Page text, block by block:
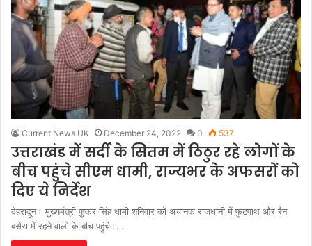
Current News UK December 24, 2022 0 537
उत्तराखंड में सर्दी के सितम में ठिठुर रहे लोगों के
बीच पहुंचे सीएम धामी, राज्यभर के अफसरों को
दिए ये निर्देश
देहरादून। मुख्यमंत्री पुष्कर सिंह धामी शनिवार को अचानक राजधानी में फुटपाथ और रैन
बसेरा में रहने वालों के बीच पहुंचे।…